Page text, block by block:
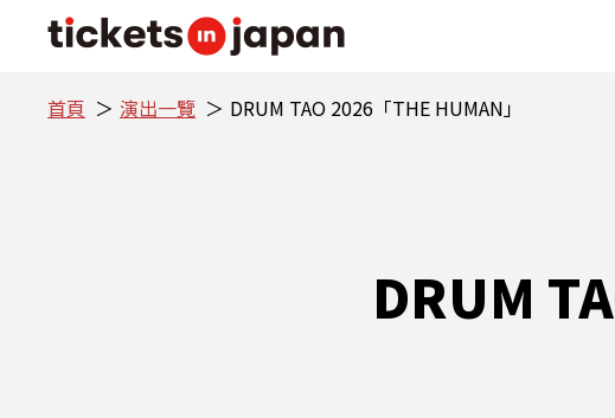
首頁 演出一覽 DRUM TAO 2026「THE HUMAN」
DRUM